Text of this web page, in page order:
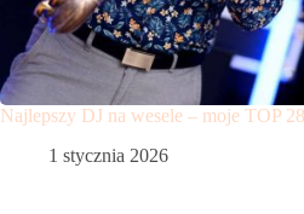
Najlepszy DJ na wesele – moje TOP
1 stycznia 2026